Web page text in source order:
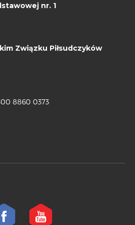
nr. 1
Związku Piłsudczyków
8860 0373